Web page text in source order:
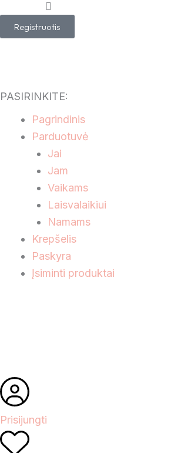
Registruotis
PASIRINKITE:
Main
Menu
Pagrindinis
Parduotuvė
Jai
Jam
Vaikams
Laisvalaikiui
Namams
Krepšelis
Paskyra
Įsiminti produktai
Prisijungti